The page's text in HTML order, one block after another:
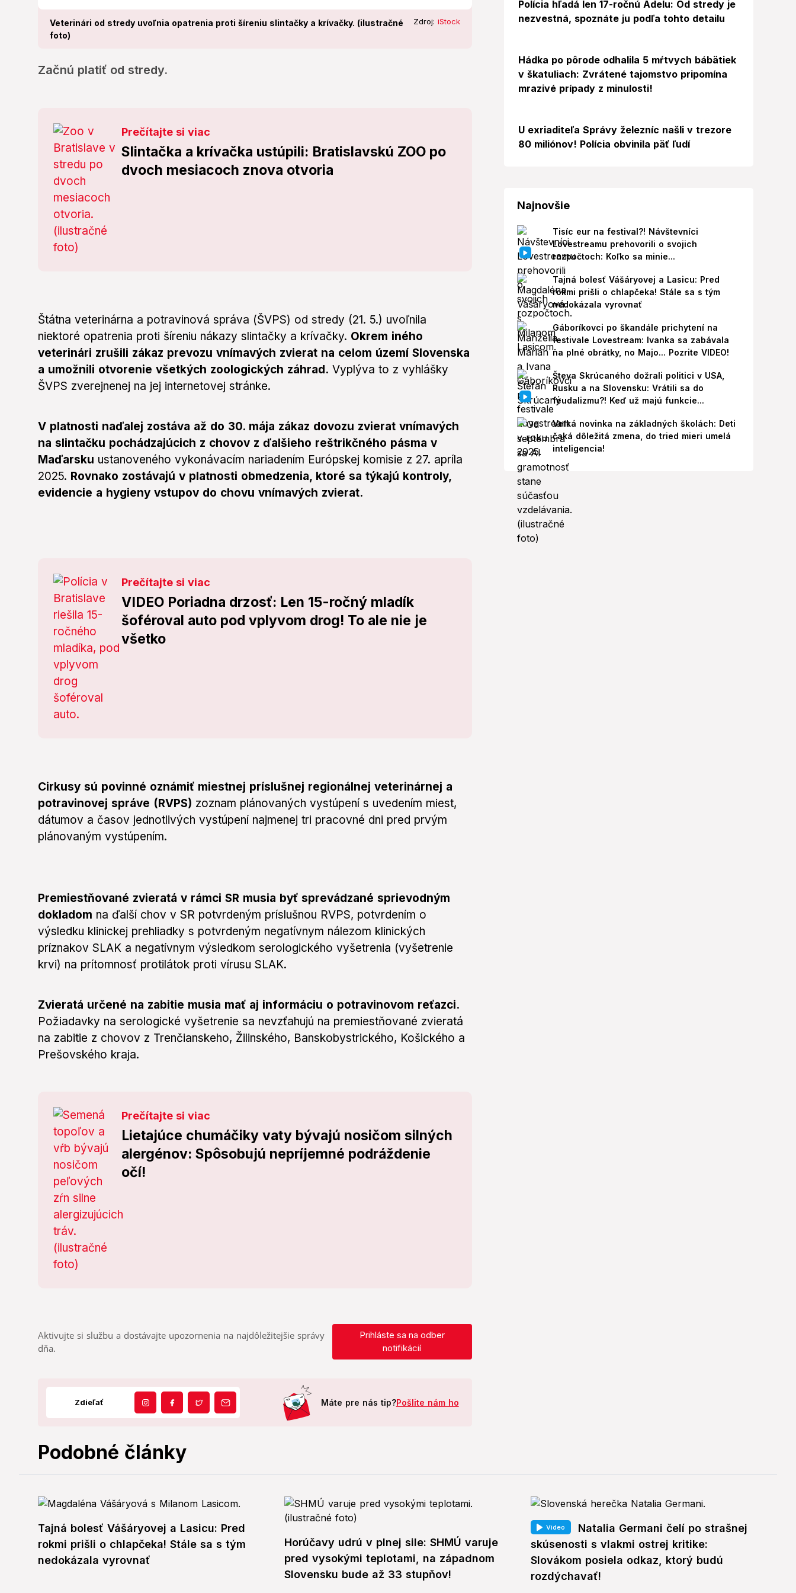
Veterinári od stredy uvoľnia opatrenia proti šíreniu slintačky a krívačky. (ilustračné
foto)
Zdroj: iStock
Začnú platiť od stredy.
Prečítajte si viac
Slintačka a krívačka ustúpili: Bratislavskú ZOO po
dvoch mesiacoch znova otvoria
Štátna veterinárna a potravinová správa (ŠVPS) od stredy (21. 5.) uvoľnila
niektoré opatrenia proti šíreniu nákazy slintačky a krívačky. Okrem iného
veterinári zrušili zákaz prevozu vnímavých zvierat na celom území Slovenska
a umožnili otvorenie všetkých zoologických záhrad. Vyplýva to z vyhlášky
ŠVPS zverejnenej na jej internetovej stránke.
V platnosti naďalej zostáva až do 30. mája zákaz dovozu zvierat vnímavých
na slintačku pochádzajúcich z chovov z ďalšieho reštrikčného pásma v
Maďarsku ustanoveného vykonávacím nariadením Európskej komisie z 27. apríla
2025. Rovnako zostávajú v platnosti obmedzenia, ktoré sa týkajú kontroly,
evidencie a hygieny vstupov do chovu vnímavých zvierat.
Prečítajte si viac
VIDEO Poriadna drzosť: Len 15-ročný mladík
šoféroval auto pod vplyvom drog! To ale nie je
všetko
Cirkusy sú povinné oznámiť miestnej príslušnej regionálnej veterinárnej a
potravinovej správe (RVPS) zoznam plánovaných vystúpení s uvedením miest,
dátumov a časov jednotlivých vystúpení najmenej tri pracovné dni pred prvým
plánovaným vystúpením.
Premiestňované zvieratá v rámci SR musia byť sprevádzané sprievodným
dokladom na ďalší chov v SR potvrdeným príslušnou RVPS, potvrdením o
výsledku klinickej prehliadky s potvrdeným negatívnym nálezom klinických
príznakov SLAK a negatívnym výsledkom serologického vyšetrenia (vyšetrenie
krvi) na prítomnosť protilátok proti vírusu SLAK.
Zvieratá určené na zabitie musia mať aj informáciu o potravinovom reťazci.
Požiadavky na serologické vyšetrenie sa nevzťahujú na premiestňované zvieratá
na zabitie z chovov z Trenčianskeho, Žilinského, Banskobystrického, Košického a
Prešovského kraja.
Prečítajte si viac
Lietajúce chumáčiky vaty bývajú nosičom silných
alergénov: Spôsobujú nepríjemné podráždenie
očí!
Aktivujte si službu a dostávajte upozornenia na najdôležitejšie správy
dňa.
Prihláste sa na odber
notifikácií
Zdieľať Máte pre nás tip?Pošlite nám ho
Polícia hľadá len 17-ročnú Adelu: Od stredy je
nezvestná, spoznáte ju podľa tohto detailu
Hádka po pôrode odhalila 5 mŕtvych bábätiek
v škatuliach: Zvrátené tajomstvo pripomína
mrazivé prípady z minulosti!
U exriaditeľa Správy železníc našli v trezore
80 miliónov! Polícia obvinila päť ľudí
Najnovšie
Tisíc eur na festival?! Návštevníci
Lovestreamu prehovorili o svojich
rozpočtoch: Koľko sa minie...
Tajná bolesť Vášáryovej a Lasicu: Pred
rokmi prišli o chlapčeka! Stále sa s tým
nedokázala vyrovnať
Gáboríkovci po škandále prichytení na
festivale Lovestream: Ivanka sa zabávala
na plné obrátky, no Majo... Pozrite VIDEO!
Števa Skrúcaného dožrali politici v USA,
Rusku a na Slovensku: Vrátili sa do
feudalizmu?! Keď už majú funkcie...
Veľká novinka na základných školách: Deti
čaká dôležitá zmena, do tried mieri umelá
inteligencia!
Podobné články
Tajná bolesť Vášáryovej a Lasicu: Pred
rokmi prišli o chlapčeka! Stále sa s tým
nedokázala vyrovnať
Horúčavy udrú v plnej sile: SHMÚ varuje
pred vysokými teplotami, na západnom
Slovensku bude až 33 stupňov!
Video
Natalia Germani čelí po strašnej
skúsenosti s vlakmi ostrej kritike:
Slovákom posiela odkaz, ktorý budú
rozdýchavať!